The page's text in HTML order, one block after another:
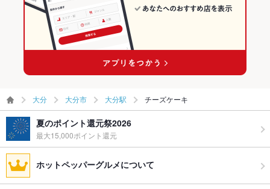
大分 大分市 大分駅 チーズケーキ
夏のポイント還元祭2026
最大15,000ポイント還元
ホットペッパーグルメについて